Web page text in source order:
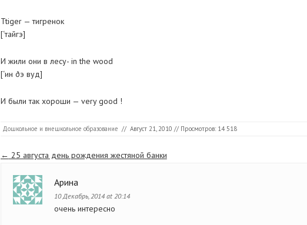
Ttiger — тигренок
[‘тайгэ]
И жили они в лесу- in the wood
[‘ин ðэ вуд]
И были так хороши — very good !
Дошкольное и внешкольное образование // Август 21, 2010 // Просмотров: 14 518
Страницы
← 25 августа день рождения жестяной банки
Арина
10 Декабрь, 2014 at 20:14
очень интересно